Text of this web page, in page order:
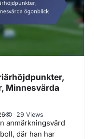
Minnesvärda
29 Views
anmärkningsvärd
där han har